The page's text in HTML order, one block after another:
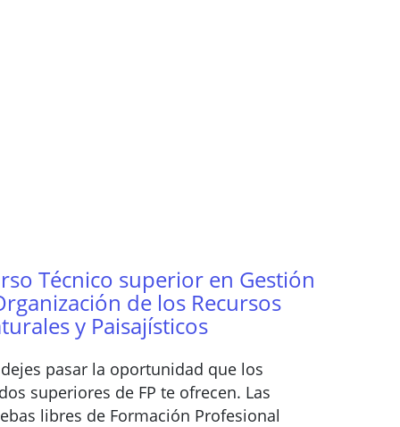
Técnico superior en Gestión
de los Recursos
y Paisajísticos
pasar la oportunidad que los
superiores de FP te ofrecen. Las
libres de Formación Profesional